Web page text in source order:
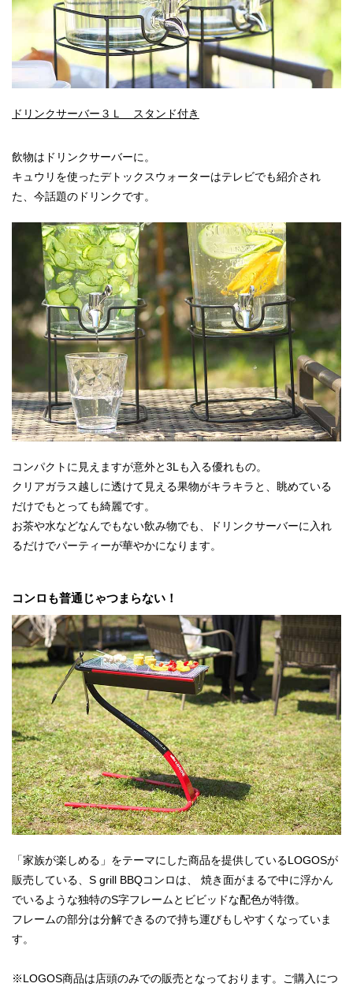
ドリンクサーバー３Ｌ スタンド付き
飲物はドリンクサーバーに。
キュウリを使ったデトックスウォーターはテレビでも紹介され
た、今話題のドリンクです。
コンパクトに見えますが意外と3Lも入る優れもの。
クリアガラス越しに透けて見える果物がキラキラと、眺めている
だけでもとっても綺麗です。
お茶や水などなんでもない飲み物でも、ドリンクサーバーに入れ
るだけでパーティーが華やかになります。
コンロも普通じゃつまらない！
「家族が楽しめる」をテーマにした商品を提供しているLOGOSが
販売している、S grill BBQコンロは、 焼き面がまるで中に浮かん
でいるような独特のS字フレームとビビッドな配色が特徴。
フレームの部分は分解できるので持ち運びもしやすくなっていま
す。
※LOGOS商品は店頭のみでの販売となっております。ご購入につ